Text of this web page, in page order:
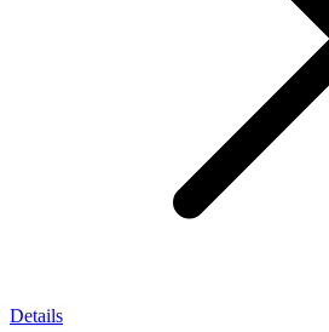
Details